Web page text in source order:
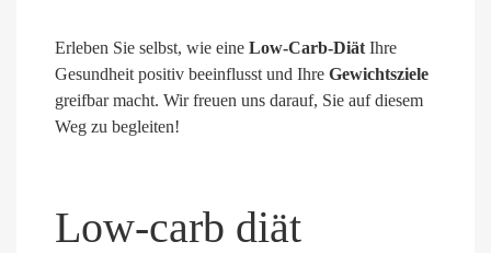
Erleben Sie selbst, wie eine Low-Carb-Diät Ihre
Gesundheit positiv beeinflusst und Ihre Gewichtsziele
greifbar macht. Wir freuen uns darauf, Sie auf diesem
Weg zu begleiten!
Low-carb diät